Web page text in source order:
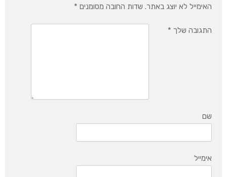
האימייל לא יוצג באתר. שדות החובה מסומנים *
התגובה שלך *
שם
אימייל